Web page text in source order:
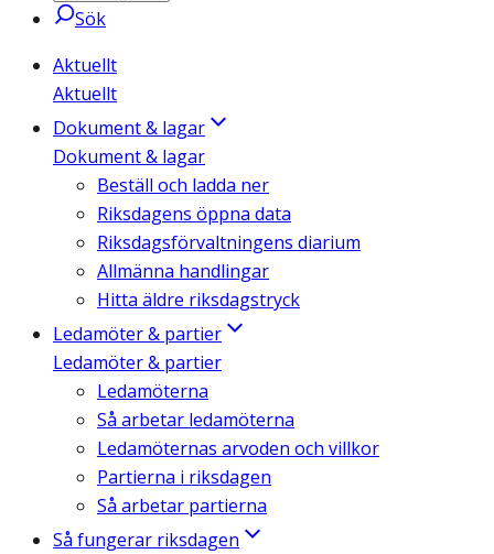
Sök
Aktuellt
Aktuellt
Dokument & lagar
Dokument & lagar
Beställ och ladda ner
Riksdagens öppna data
Riksdagsförvaltningens diarium
Allmänna handlingar
Hitta äldre riksdagstryck
Ledamöter & partier
Ledamöter & partier
Ledamöterna
Så arbetar ledamöterna
Ledamöternas arvoden och villkor
Partierna i riksdagen
Så arbetar partierna
Så fungerar riksdagen